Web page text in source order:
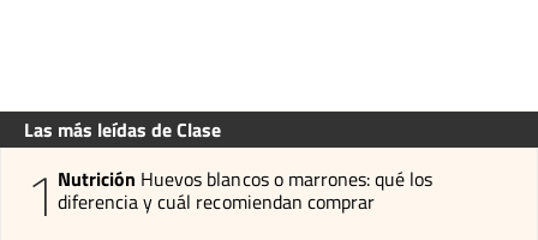
Las más leídas de Clase
1 Nutrición Huevos blancos o marrones: qué los
diferencia y cuál recomiendan comprar